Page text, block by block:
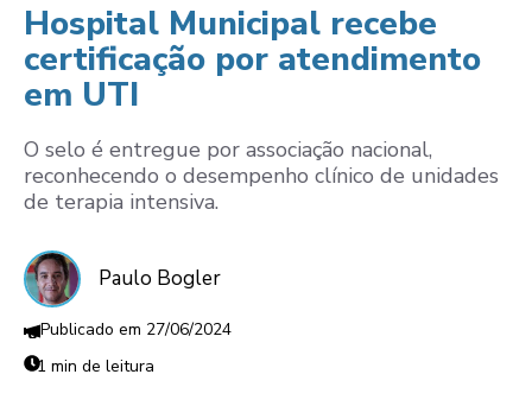
Hospital Municipal recebe
certificação por atendimento
em UTI
O selo é entregue por associação nacional,
reconhecendo o desempenho clínico de unidades
de terapia intensiva.
Paulo Bogler
27/06/2024
1 min de leitura